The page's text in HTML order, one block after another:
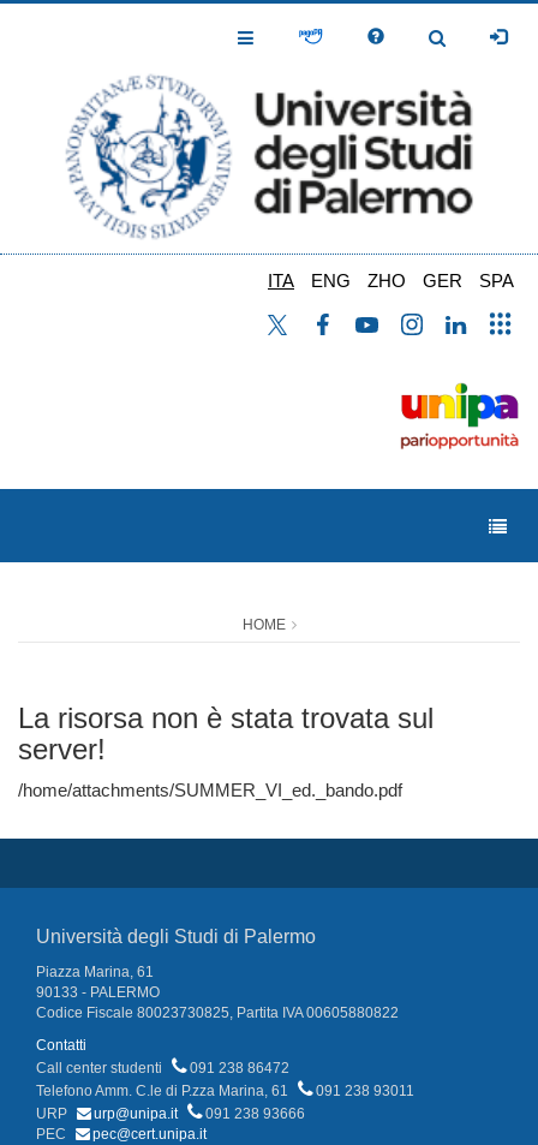
Toggle
Toggle
ITA ENG ZHO GER SPA
HOME
La risorsa non è stata trovata sul
server!
/home/attachments/SUMMER_VI_ed._bando.pdf
Università degli Studi di Palermo
Piazza Marina, 61
90133 - PALERMO
Codice Fiscale 80023730825, Partita IVA 00605880822
Contatti
Call center studenti
091 238 86472
Telefono Amm. C.le di P.zza Marina, 61
091 238 93011
URP
urp@unipa.it
091 238 93666
PEC
pec@cert.unipa.it